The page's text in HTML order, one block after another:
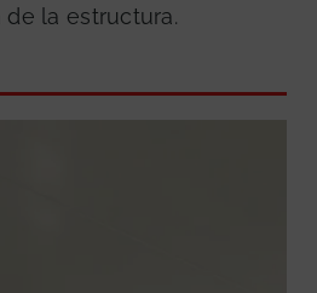
la estructura.